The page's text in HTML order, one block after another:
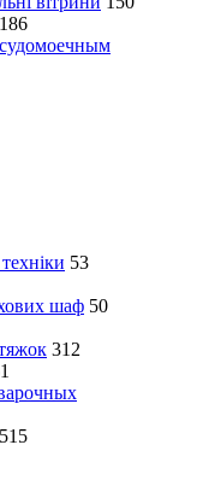
186
53
шаф 50
312
515